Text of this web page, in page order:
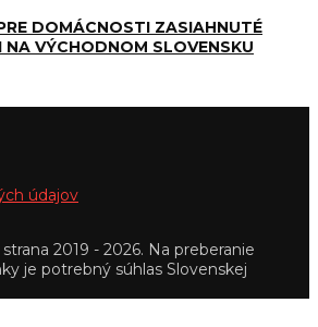
DOMÁCNOSTI ZASIAHNUTÉ
NA VÝCHODNOM SLOVENSKU
údajov
2019 - 2026. Na preberanie
je potrebný súhlas Slovenskej